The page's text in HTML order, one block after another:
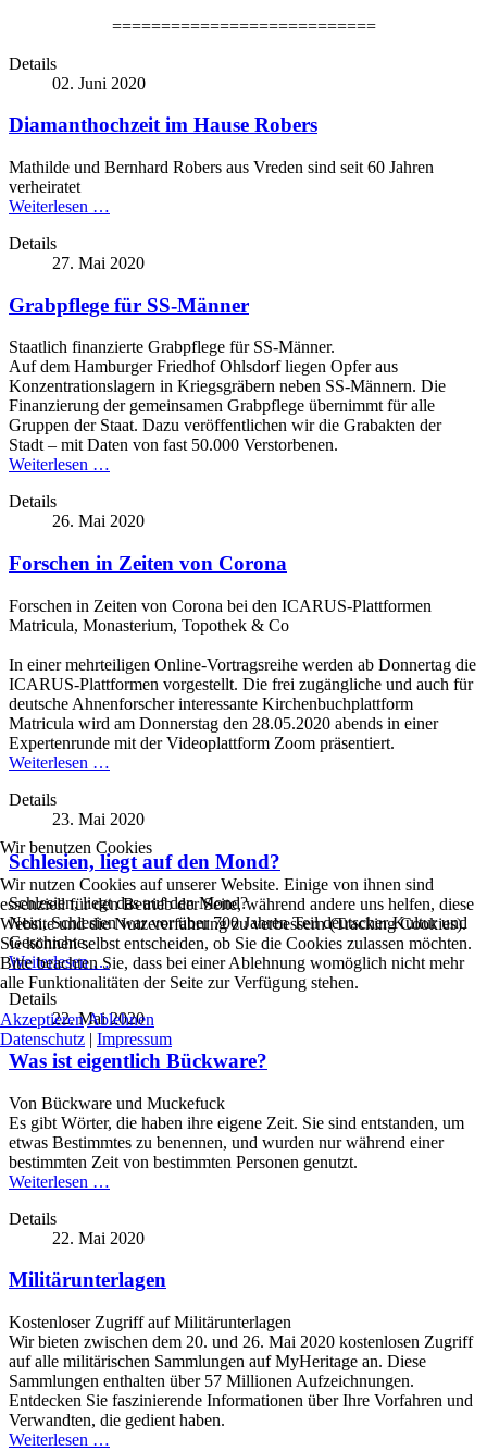
===========================
Details
02. Juni 2020
Diamanthochzeit im Hause Robers
Mathilde und Bernhard Robers aus Vreden sind seit 60 Jahren
verheiratet
Weiterlesen …
Details
27. Mai 2020
Grabpflege für SS-Männer
Staatlich finanzierte Grabpflege für SS-Männer.
Auf dem Hamburger Friedhof Ohlsdorf liegen Opfer aus
Konzentrationslagern in Kriegsgräbern neben SS-Männern. Die
Finanzierung der gemeinsamen Grabpflege übernimmt für alle
Gruppen der Staat. Dazu veröffentlichen wir die Grabakten der
Stadt – mit Daten von fast 50.000 Verstorbenen.
Weiterlesen …
Details
26. Mai 2020
Forschen in Zeiten von Corona
Forschen in Zeiten von Corona bei den ICARUS-Plattformen
Matricula, Monasterium, Topothek & Co
In einer mehrteiligen Online-Vortragsreihe werden ab Donnertag die
ICARUS-Plattformen vorgestellt. Die frei zugängliche und auch für
deutsche Ahnenforscher interessante Kirchenbuchplattform
Matricula wird am Donnerstag den 28.05.2020 abends in einer
Expertenrunde mit der Videoplattform Zoom präsentiert.
Weiterlesen …
Details
23. Mai 2020
Schlesien, liegt auf den Mond?
Schlesien, liegt das auf den Mond?
Nein, Schlesien war vor über 700 Jahren Teil deutscher Kultur und
Geschichte.
Weiterlesen …
Details
22. Mai 2020
Was ist eigentlich Bückware?
Von Bückware und Muckefuck
Es gibt Wörter, die haben ihre eigene Zeit. Sie sind entstanden, um
etwas Bestimmtes zu benennen, und wurden nur während einer
bestimmten Zeit von bestimmten Personen genutzt.
Weiterlesen …
Details
22. Mai 2020
Militärunterlagen
Kostenloser Zugriff auf Militärunterlagen
Wir bieten zwischen dem 20. und 26. Mai 2020 kostenlosen Zugriff
auf alle militärischen Sammlungen auf MyHeritage an. Diese
Sammlungen enthalten über 57 Millionen Aufzeichnungen.
Entdecken Sie faszinierende Informationen über Ihre Vorfahren und
Verwandten, die gedient haben.
Weiterlesen …
Wir benutzen Cookies
Wir nutzen Cookies auf unserer Website. Einige von ihnen sind
essenziell für den Betrieb der Seite, während andere uns helfen, diese
Website und die Nutzererfahrung zu verbessern (Tracking Cookies).
Sie können selbst entscheiden, ob Sie die Cookies zulassen möchten.
Bitte beachten Sie, dass bei einer Ablehnung womöglich nicht mehr
alle Funktionalitäten der Seite zur Verfügung stehen.
AkzeptierenAblehnen
Datenschutz | Impressum